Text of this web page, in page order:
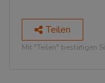
Teilen
Mit "Teilen" bestätigen